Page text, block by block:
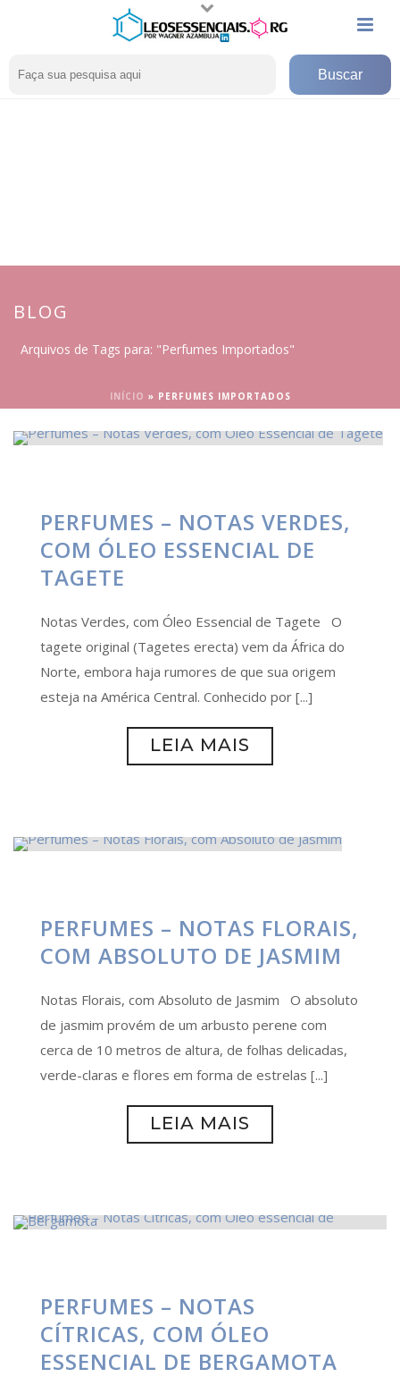
BLOG
Arquivos de Tags para: "Perfumes Importados"
INÍCIO » PERFUMES IMPORTADOS
PERFUMES – NOTAS VERDES,
COM ÓLEO ESSENCIAL DE
TAGETE
Notas Verdes, com Óleo Essencial de Tagete O
tagete original (Tagetes erecta) vem da África do
Norte, embora haja rumores de que sua origem
esteja na América Central. Conhecido por [...]
LEIA MAIS
PERFUMES – NOTAS FLORAIS,
COM ABSOLUTO DE JASMIM
Notas Florais, com Absoluto de Jasmim O absoluto
de jasmim provém de um arbusto perene com
cerca de 10 metros de altura, de folhas delicadas,
verde-claras e flores em forma de estrelas [...]
LEIA MAIS
PERFUMES – NOTAS
CÍTRICAS, COM ÓLEO
ESSENCIAL DE BERGAMOTA